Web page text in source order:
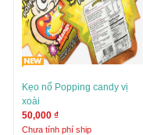
Kẹo nổ Popping candy vị
xoài
50,000 ₫
Chưa tính phí ship